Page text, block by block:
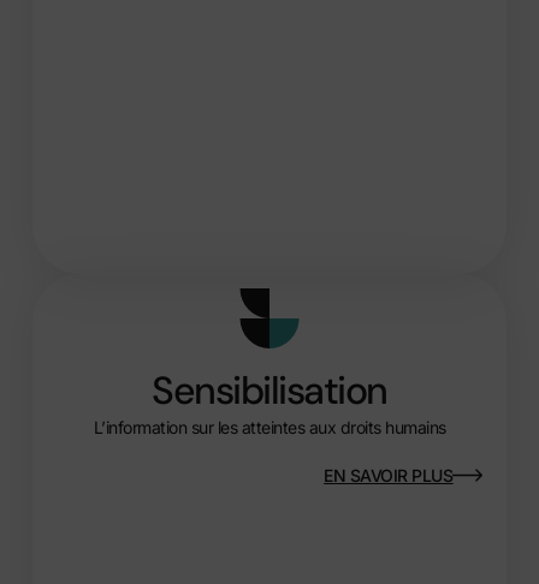
Sensibilisation
L’information sur les atteintes aux droits humains
EN SAVOIR PLUS